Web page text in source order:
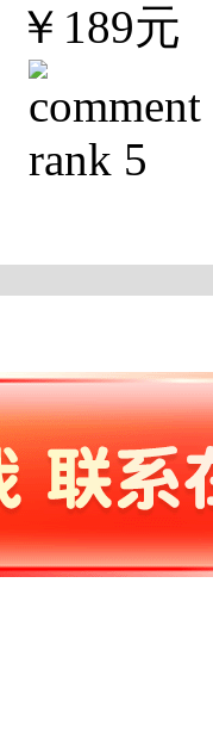
￥189元